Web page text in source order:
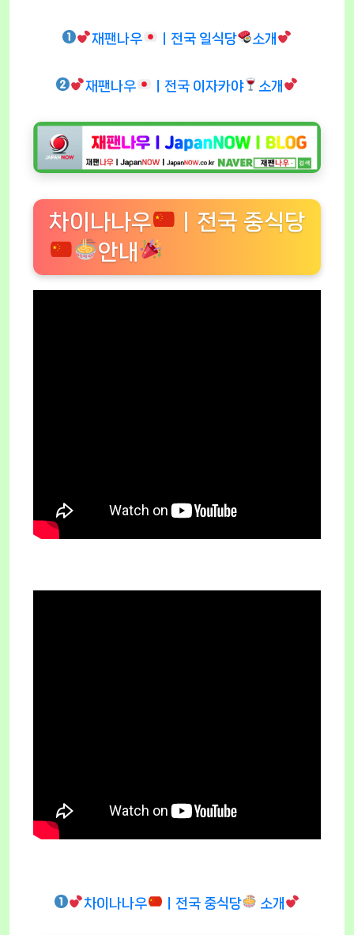
재팬나우 ㅣ전국 일식당 소개
재팬나우 ㅣ전국 이자카야 소개
차이나나우
ㅣ전국 중식당
안내
차이나나우 ㅣ전국 중식당 소개